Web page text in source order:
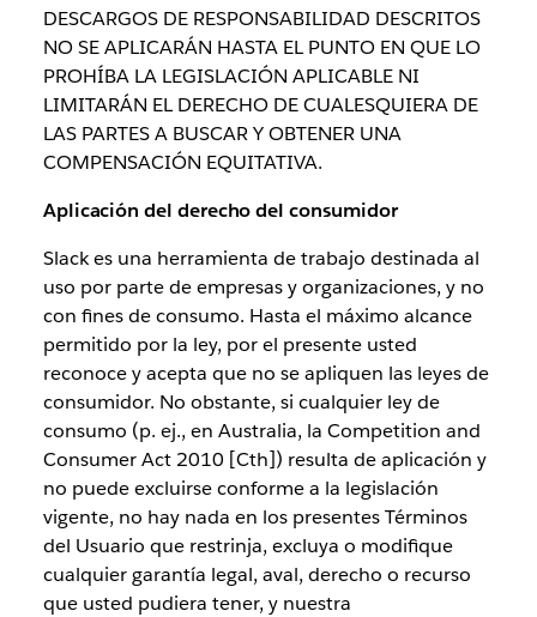
DESCARGOS DE RESPONSABILIDAD DESCRITOS
NO SE APLICARÁN HASTA EL PUNTO EN QUE LO
PROHÍBA LA LEGISLACIÓN APLICABLE NI
LIMITARÁN EL DERECHO DE CUALESQUIERA DE
LAS PARTES A BUSCAR Y OBTENER UNA
COMPENSACIÓN EQUITATIVA.
Aplicación del derecho del consumidor
Slack es una herramienta de trabajo destinada al
uso por parte de empresas y organizaciones, y no
con fines de consumo. Hasta el máximo alcance
permitido por la ley, por el presente usted
reconoce y acepta que no se apliquen las leyes de
consumidor. No obstante, si cualquier ley de
consumo (p. ej., en Australia, la Competition and
Consumer Act 2010 [Cth]) resulta de aplicación y
no puede excluirse conforme a la legislación
vigente, no hay nada en los presentes Términos
del Usuario que restrinja, excluya o modifique
cualquier garantía legal, aval, derecho o recurso
que usted pudiera tener, y nuestra